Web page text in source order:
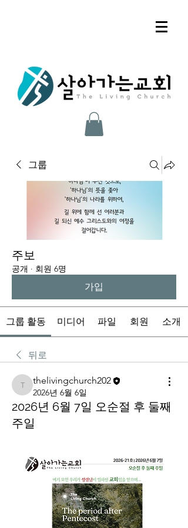
그룹
주보
공개 · 회원 6명
가입
그룹 활동 미디어 파일 회원 소개
뒤로
thelivingchurch202
thelivingchurch202
2026년 6월 6일
2026년 6월 7일 오순절 후 둘째
주일